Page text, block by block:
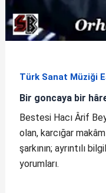
Türk Sanat Müziği
Bir goncaya bir
Bestesi Hacı Ârif
olan, karcığar
şarkının; ayrıntılı
yorumları.